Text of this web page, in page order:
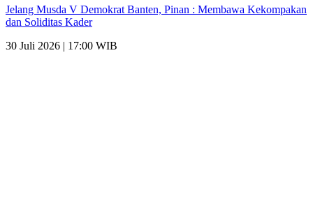
Jelang Musda V Demokrat Banten, Pinan : Membawa Kekompakan
dan Soliditas Kader
30 Juli 2026 | 17:00 WIB